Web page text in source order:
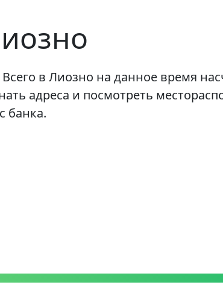
в Лиозно на данное время
адреса и посмотреть
банка.